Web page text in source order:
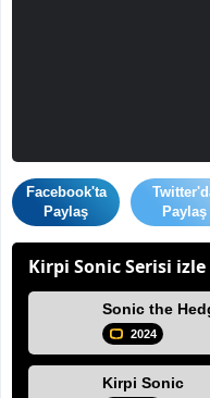
Facebook'ta
Paylaş
Paylaş
Kirpi Sonic Serisi izle
Sonic the
2024
Kirpi Sonic